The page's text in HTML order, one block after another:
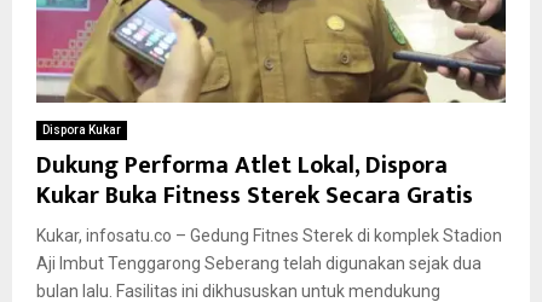
Dispora Kukar
Dukung Performa Atlet Lokal, Dispora
Kukar Buka Fitness Sterek Secara Gratis
Kukar, infosatu.co – Gedung Fitnes Sterek di komplek Stadion
Aji Imbut Tenggarong Seberang telah digunakan sejak dua
bulan lalu. Fasilitas ini dikhususkan untuk mendukung